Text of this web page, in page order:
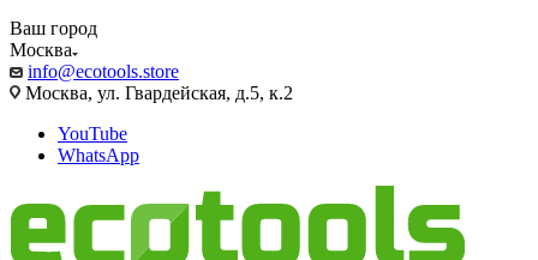
Ваш город
Москва
info@ecotools.store
Москва, ул. Гвардейская, д.5, к.2
YouTube
WhatsApp